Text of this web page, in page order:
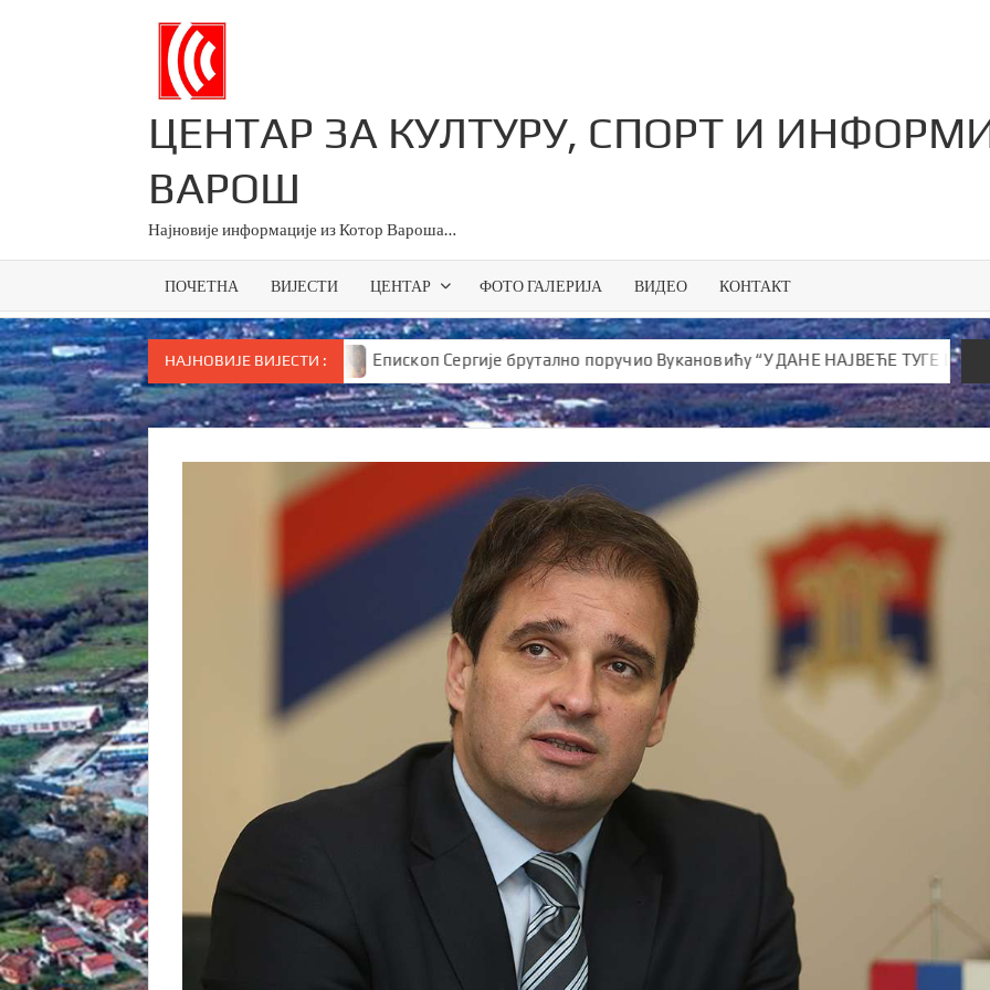
ЦЕНТАР ЗА КУЛТУРУ, СПОРТ И
ВАРОШ
Најновије информације из Котор Вароша…
ПОЧЕТНА ВИЈЕСТИ ЦЕНТАР ФОТО ГАЛЕРИЈА ВИДЕО КОНТАКТ
НАЈНОВИЈЕ ВИЈЕСТИ :
за све основце у Српској Епископ Сергије брутално поручио Вукановићу “У ДАНЕ НАЈВЕЋЕ ТУГЕ ШИРИШ